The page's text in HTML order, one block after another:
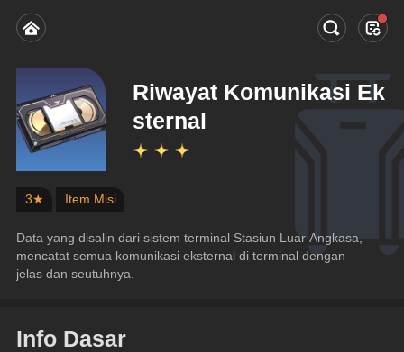
Riwayat Komunikasi Ek
sternal
3★ Item Misi
Data yang disalin dari sistem terminal Stasiun Luar Angkasa,
mencatat semua komunikasi eksternal di terminal dengan
jelas dan seutuhnya.
Info Dasar